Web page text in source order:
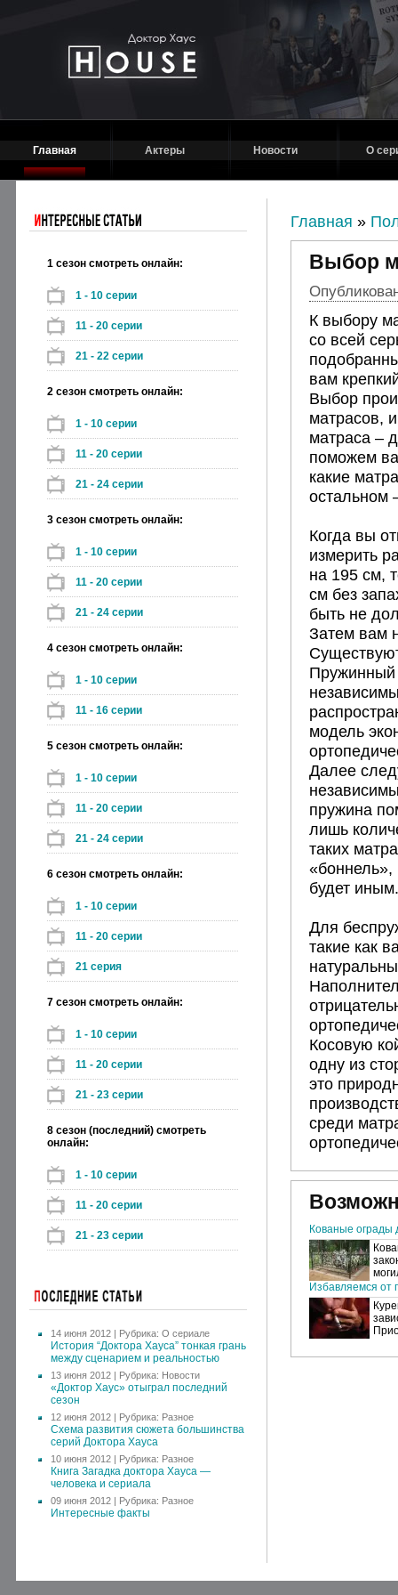
Главная Актеры Новости О
1 сезон смотреть онлайн:
1 - 10 серии
11 - 20 серии
21 - 22 серии
2 сезон смотреть онлайн:
1 - 10 серии
11 - 20 серии
21 - 24 серии
3 сезон смотреть онлайн:
1 - 10 серии
11 - 20 серии
21 - 24 серии
4 сезон смотреть онлайн:
1 - 10 серии
11 - 16 серии
5 сезон смотреть онлайн:
1 - 10 серии
11 - 20 серии
21 - 24 серии
6 сезон смотреть онлайн:
1 - 10 серии
11 - 20 серии
21 серия
7 сезон смотреть онлайн:
1 - 10 серии
11 - 20 серии
21 - 23 серии
8 сезон (последний) смотреть
онлайн:
1 - 10 серии
11 - 20 серии
21 - 23 серии
14 июня 2012 | Рубрика: О сериале
История “Доктора Хауса” тонкая грань
между сценарием и реальностью
13 июня 2012 | Рубрика: Новости
«Доктор Хаус» отыграл последний
сезон
12 июня 2012 | Рубрика: Разное
Схема развития сюжета большинства
серий Доктора Хауса
10 июня 2012 | Рубрика: Разное
Книга Загадка доктора Хауса —
человека и сериала
09 июня 2012 | Рубрика: Разное
Интересные факты
Главная »
Выбор
К выбору
со всей
вам
Выбор
матрасов,
матраса –
поможем
какие
остальном
Когда вы
измерить
на 195 см,
см без
быть не
Затем вам
Пружинный
модель
Далее
пружина
лишь
таких
«боннель»,
будет иным.
Для
такие как
Косовую
одну из
это
среди
Кованые ограды
Избавляемся от